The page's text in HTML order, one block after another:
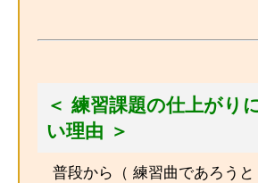
＜ 練習課題の仕上がり
い理由 ＞
普段から（ 練習曲であろうと